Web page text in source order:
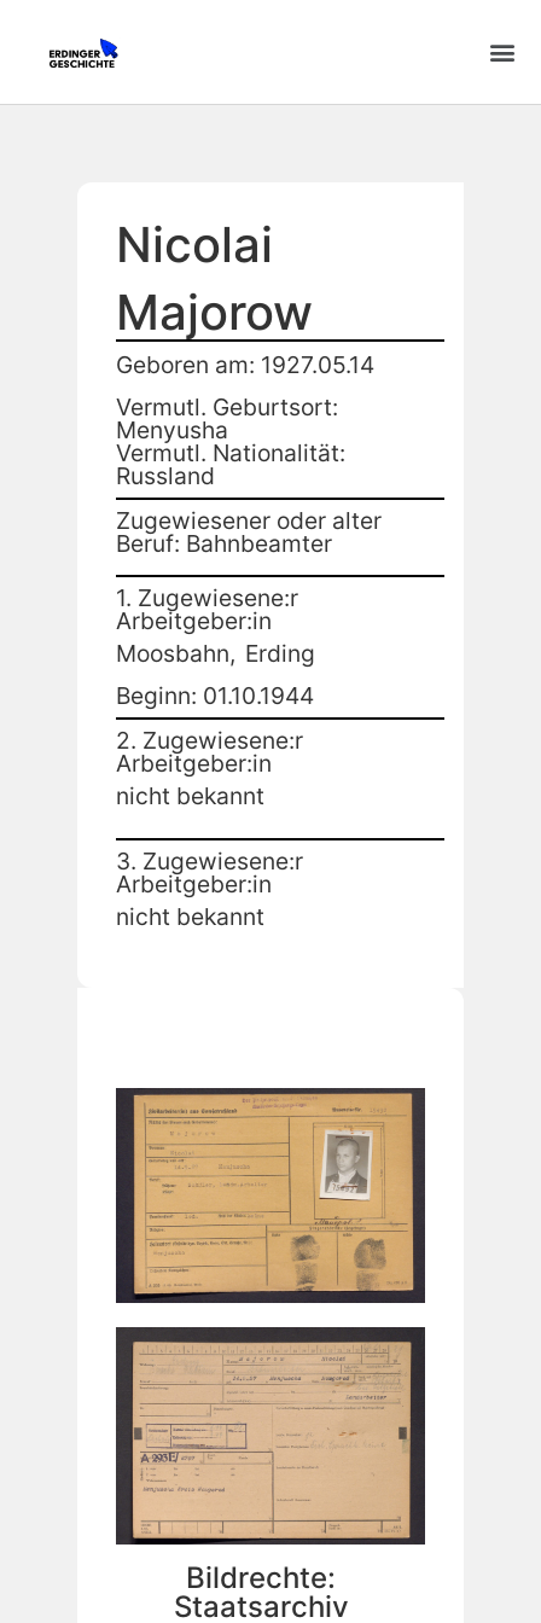
Nicolai
Majorow
Geboren am: 1927.05.14
Vermutl. Geburtsort:
Menyusha
Vermutl. Nationalität:
Russland
Zugewiesener oder alter
Beruf: Bahnbeamter
1. Zugewiesene:r
Arbeitgeber:in
Moosbahn, Erding
Beginn: 01.10.1944
2. Zugewiesene:r
Arbeitgeber:in
nicht bekannt
3. Zugewiesene:r
Arbeitgeber:in
nicht bekannt
Bildrechte:
Staatsarchiv